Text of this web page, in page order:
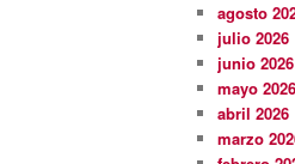
agosto
julio 2026
junio 2026
mayo 2026
abril 2026
marzo